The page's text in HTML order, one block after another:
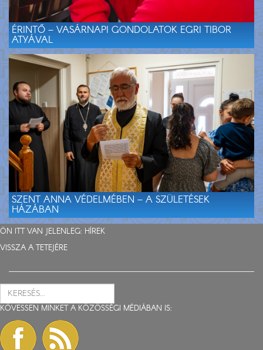
ÉRINTŐ – VASÁRNAPI GONDOLATOK EGRI TIBOR
ATYÁVAL
SZENT ANNA VÉDELMÉBEN – A SZÜLETÉSEK
HÁZÁBAN
ÖN ITT VAN JELENLEG: HÍREK
VISSZA A TETEJÉRE
KÖVESSEN MINKET A KÖZÖSSÉGI MÉDIÁBAN IS: